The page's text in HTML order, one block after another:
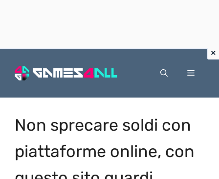
Menu
Non sprecare soldi con
piattaforme online, con